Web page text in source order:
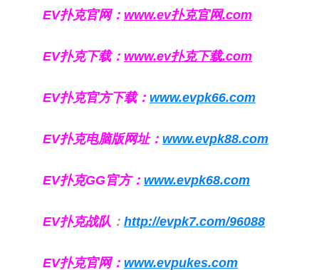
EV扑克官网： www.ev扑克官网.com
EV扑克下载： www.ev扑克下载.com
EV扑克官方下载： www.evpk66.com
EV扑克电脑版网址： www.evpk88.com
EV扑克GG官方： www.evpk68.com
EV扑克战队 ： http://evpk7.com/96088
EV扑克官网： www.evpukes.com